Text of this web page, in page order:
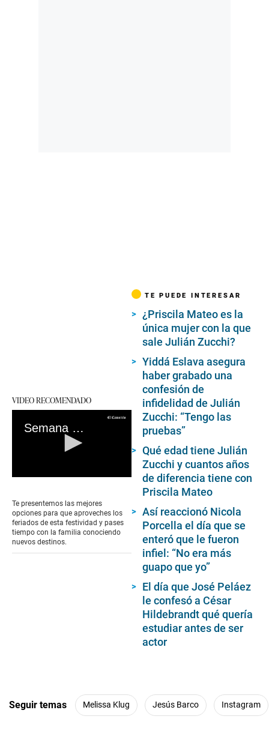
VIDEO RECOMENDADO
Semana Santa: conoce los mejores destinos y viajar en familia
of
0
seconds
Te presentemos las mejores
opciones para que aproveches los
feriados de esta festividad y pases
tiempo con la familia conociendo
nuevos destinos.
TE PUEDE INTERESAR
¿Priscila Mateo es la
única mujer con la que
sale Julián Zucchi?
Yiddá Eslava asegura
haber grabado una
confesión de
infidelidad de Julián
Zucchi: “Tengo las
pruebas”
Qué edad tiene Julián
Zucchi y cuantos años
de diferencia tiene con
Priscila Mateo
Así reaccionó Nicola
Porcella el día que se
enteró que le fueron
infiel: “No era más
guapo que yo”
El día que José Peláez
le confesó a César
Hildebrandt qué quería
estudiar antes de ser
actor
Seguir temas Melissa Klug Jesús Barco Instagram